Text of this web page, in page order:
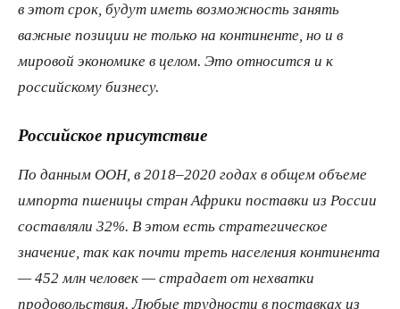
в этот срок, будут иметь возможность занять
важные позиции не только на континенте, но и в
мировой экономике в целом. Это относится и к
российскому бизнесу.
Российское присутствие
По данным ООН, в 2018–2020 годах в общем объеме
импорта пшеницы стран Африки поставки из России
составляли 32%. В этом есть стратегическое
значение, так как почти треть населения континента
— 452 млн человек — страдает от нехватки
продовольствия. Любые трудности в поставках из